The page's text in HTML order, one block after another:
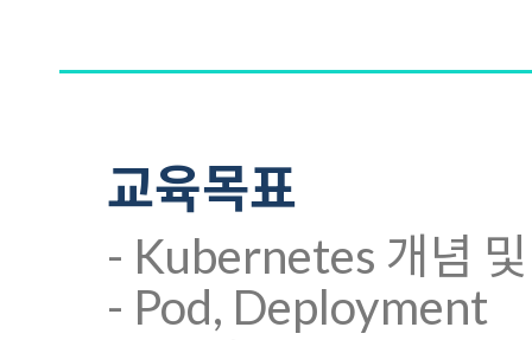
교육목표
- Kubernetes 개념
- Pod, Deployment